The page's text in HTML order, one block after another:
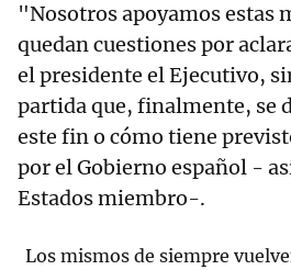
"Nosotros apoyamos estas
quedan cuestiones por
el presidente el Ejecutivo,
partida que, finalmente, se
este fin o cómo tiene
por el Gobierno español -
Estados miembro-.
Los mismos de siempre